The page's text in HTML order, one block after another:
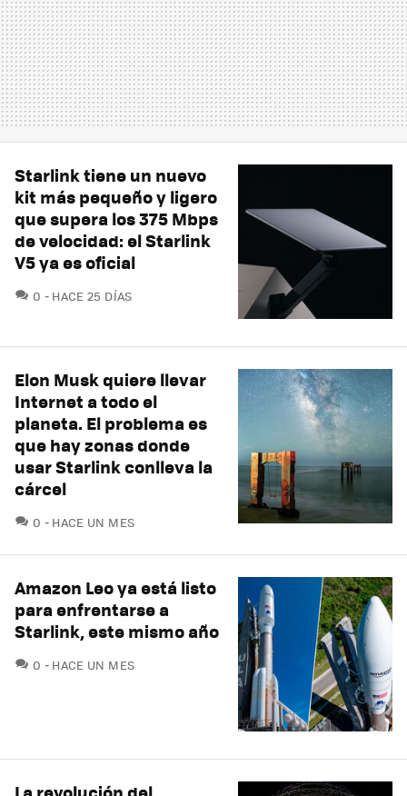
Starlink tiene un nuevo
kit más pequeño y ligero
que supera los 375 Mbps
de velocidad: el Starlink
V5 ya es oficial
0 COMENTARIOS
HACE 25 DÍAS
Elon Musk quiere llevar
Internet a todo el
planeta. El problema es
que hay zonas donde
usar Starlink conlleva la
cárcel
0 COMENTARIOS
HACE UN MES
Amazon Leo ya está listo
para enfrentarse a
Starlink, este mismo año
0 COMENTARIOS
HACE UN MES